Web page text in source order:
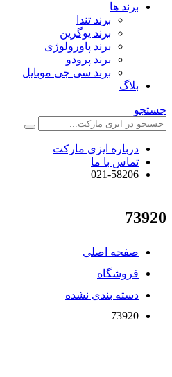
برند ها
برند تندا
برند یوگرین
برند پاورولوژی
برند پرودو
برند سی جی موبایل
بلاگ
جستجو
درباره ایزی مارکت
تماس با ما
021-58206
73920
صفحه اصلی
فروشگاه
دسته بندی نشده
73920